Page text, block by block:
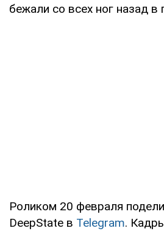
бежали со всех ног назад в
Роликом 20 февраля
DeepState в Telegram.